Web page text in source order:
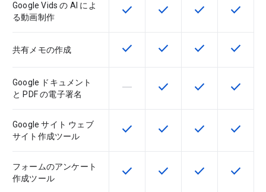
Google Vids の AI によ
る動画制作
この機能は該当の SKU で利用で
check この機能は該当の SKU
check この機能は該当
check この機
check
共有メモの作成 この機能は該当の SKU で利用で
check この機能は該当の SKU
check この機能は該当
check この機
check
Google ドキュメント
と PDF の電子署名
この機能は該当の SKU でサポー
horizontal_rule この機能は該当の SKU
check この機能は該当
check この機
check
Google サイト ウェブ
サイト作成ツール
この機能は該当の SKU で利用で
check この機能は該当の SKU
check この機能は該当
check この機
check
フォームのアンケート
作成ツール
この機能は該当の SKU で利用で
check この機能は該当の SKU
check この機能は該当
check この機
check